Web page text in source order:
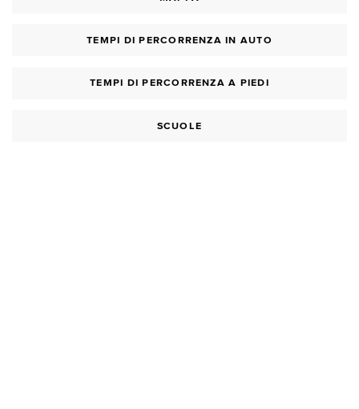
TEMPI DI PERCORRENZA IN AUTO
TEMPI DI PERCORRENZA A PIEDI
SCUOLE